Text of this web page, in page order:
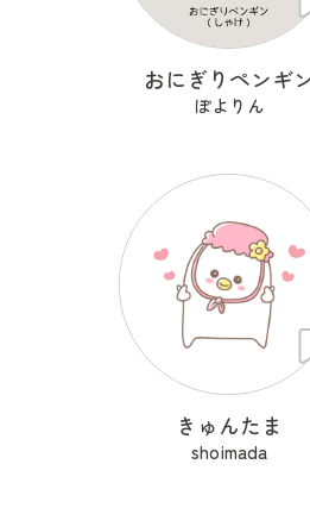
おにぎりペンギ
ぽよりん
きゅんたま
shoimada